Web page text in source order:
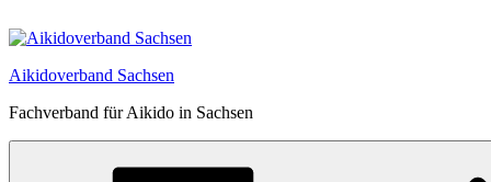
Inhalt
Aikidoverband Sachsen
Fachverband für Aikido in Sachsen